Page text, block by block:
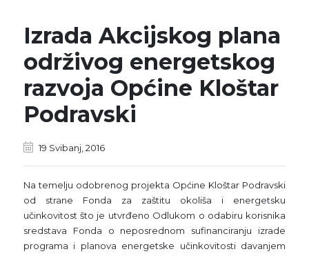
Izrada Akcijskog plana
održivog energetskog
razvoja Općine Kloštar
Podravski
19 Svibanj, 2016
Na temelju odobrenog projekta Općine Kloštar Podravski
od strane Fonda za zaštitu okoliša i energetsku
učinkovitost što je utvrđeno Odlukom o odabiru korisnika
sredstava Fonda o neposrednom sufinanciranju izrade
programa i planova energetske učinkovitosti davanjem